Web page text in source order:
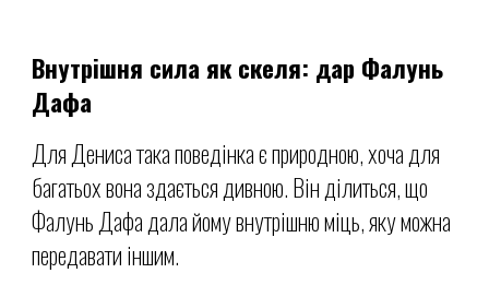
Внутрішня сила як скеля: дар Фалунь
Дафа
Для Дениса така поведінка є природною, хоча для
багатьох вона здається дивною. Він ділиться, що
Фалунь Дафа дала йому внутрішню міць, яку можна
передавати іншим.